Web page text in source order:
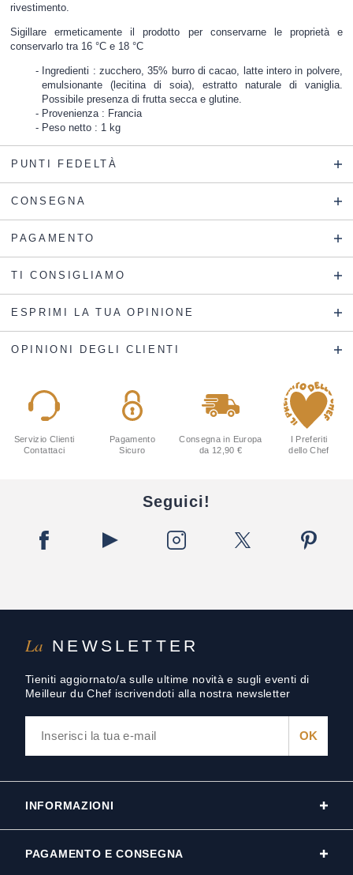
rivestimento.
Sigillare ermeticamente il prodotto per conservarne le proprietà e
conservarlo tra 16 °C e 18 °C
Ingredienti : zucchero, 35% burro di cacao, latte intero in polvere,
emulsionante (lecitina di soia), estratto naturale di vaniglia.
Possibile presenza di frutta secca e glutine.
Provenienza : Francia
Peso netto : 1 kg
PUNTI FEDELTÀ
CONSEGNA
PAGAMENTO
TI CONSIGLIAMO
ESPRIMI LA TUA OPINIONE
OPINIONI DEGLI CLIENTI
La NEWSLETTER
Tieniti aggiornato/a sulle ultime novità e sugli eventi di
Meilleur du Chef iscrivendoti alla nostra newsletter
Servizio Clienti
Contattaci
Pagamento
Sicuro
Consegna in Europa
da 12,90 €
I Preferiti
dello Chef
Seguici!
INFORMAZIONI
PAGAMENTO E CONSEGNA